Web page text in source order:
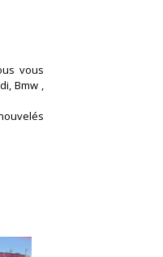
vous
Bmw ,